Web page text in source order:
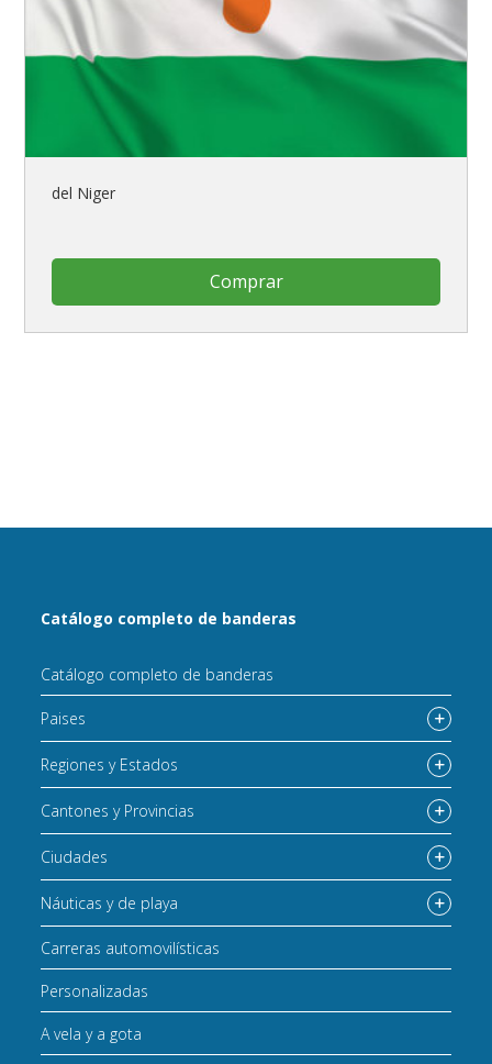
del Niger
Comprar
Catálogo completo de banderas
Catálogo completo de banderas
Paises
Regiones y Estados
Cantones y Provincias
Ciudades
Náuticas y de playa
Carreras automovilísticas
Personalizadas
A vela y a gota